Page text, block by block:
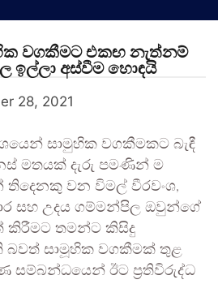
වගකීමට එකඟ නැත්නම්
ඉල්ලා අස්වීම හොඳයි
28, 2021
සාමුහික වගකීමකට බැඳී
මතයක් දැරු පමණින් ම
තිදෙනකු වන විමල් වීරවංශ,
සහ උදය ගම්මන්පිල ඔවුන්ගේ
කිරීමට තමන්ට කිසිදු
බවත් සාමූහික වගකීමක් තුළ
සම්බන්ධයෙන් ඊට ප්‍රතිවිරුද්ධ